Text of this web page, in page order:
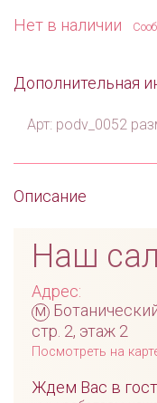
Нет в наличии
Дополнительная
Арт: podv_0052
Описание
Наш
Адрес:
м
стр. 2, этаж 2
Посмотреть на
Ждем Вас в